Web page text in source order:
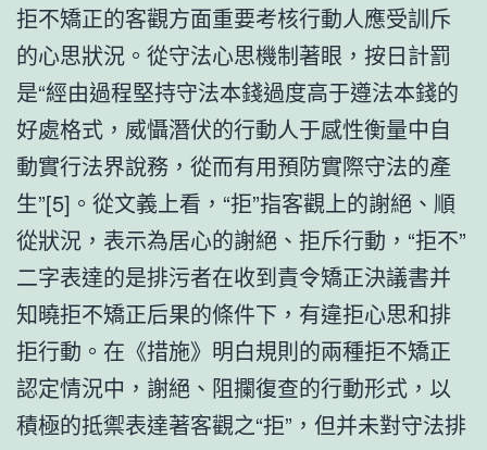
拒不矯正的客觀方面重要考核行動人應受訓斥
的心思狀況。從守法心思機制著眼，按日計罰
是“經由過程堅持守法本錢過度高于遵法本錢的
好處格式，威懾潛伏的行動人于感性衡量中自
動實行法界說務，從而有用預防實際守法的產
生”[5]。從文義上看，“拒”指客觀上的謝絕、順
從狀況，表示為居心的謝絕、拒斥行動，“拒不”
二字表達的是排污者在收到責令矯正決議書并
知曉拒不矯正后果的條件下，有違拒心思和排
拒行動。在《措施》明白規則的兩種拒不矯正
認定情況中，謝絕、阻攔復查的行動形式，以
積極的抵禦表達著客觀之“拒”，但并未對守法排